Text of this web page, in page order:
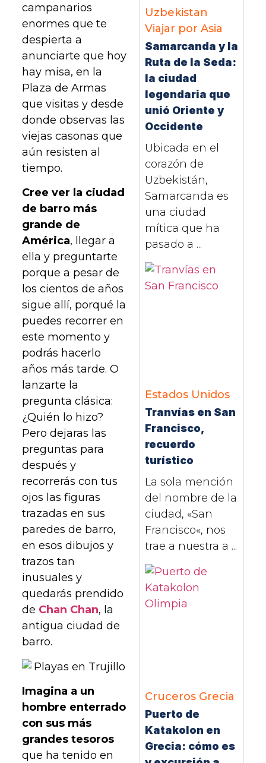
campanarios
enormes que te
despierta a
anunciarte que hoy
hay misa, en la
Plaza de Armas
que visitas y desde
donde observas las
viejas casonas que
aún resisten al
tiempo.
Cree ver la ciudad
de barro más
grande de
América, llegar a
ella y preguntarte
porque a pesar de
los cientos de años
sigue allí, porqué la
puedes recorrer en
este momento y
podrás hacerlo
años más tarde. O
lanzarte la
pregunta clásica:
¿Quién lo hizo?
Pero dejaras las
preguntas para
después y
recorrerás con tus
ojos las figuras
trazadas en sus
paredes de barro,
en esos dibujos y
trazos tan
inusuales y
quedarás prendido
de Chan Chan, la
antigua ciudad de
barro.
Imagina a un
hombre enterrado
con sus más
grandes tesoros
que ha tenido en
Uzbekistan
Viajar por Asia
Samarcanda y la
Ruta de la Seda:
la ciudad
legendaria que
unió Oriente y
Occidente
Ubicada en el
corazón de
Uzbekistán,
Samarcanda es
una ciudad
mítica que ha
pasado a ...
Estados Unidos
Tranvías en San
Francisco,
recuerdo
turístico
La sola mención
del nombre de la
ciudad, «San
Francisco«, nos
trae a nuestra a ...
Cruceros Grecia
Puerto de
Katakolon en
Grecia: cómo es